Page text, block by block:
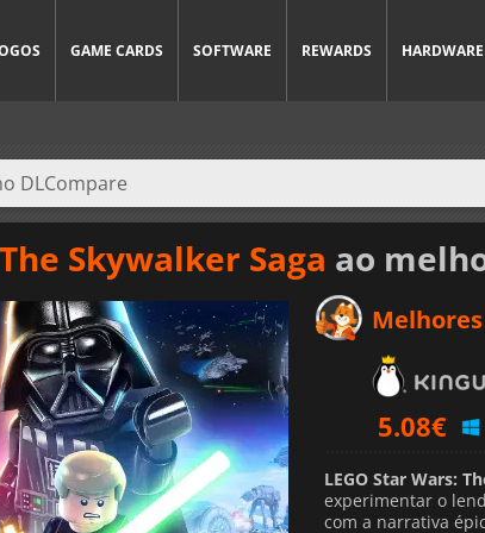
GAME CARDS SOFTWARE REWARDS HARDWARE
Skywalker Saga ao melhor
5.08€
LEGO Star Wars:
experimentar o
com a narrativa